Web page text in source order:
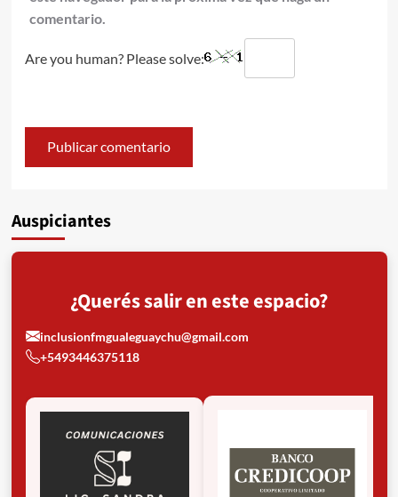
comentario.
Are you human? Please solve:
Auspiciantes
¿Querés salir en este espacio?
inclusionfmgualeguaychu@gmail.com
+5493446375118